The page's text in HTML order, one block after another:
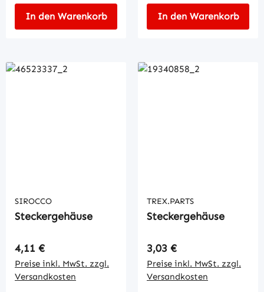
In den Warenkorb In den Warenkorb
SIROCCO
Steckergehäuse
Regulärer Preis:
4,11 €
Preise inkl. MwSt. zzgl.
Versandkosten
TREX.PARTS
Steckergehäuse
Regulärer Preis:
3,03 €
Preise inkl. MwSt. zzgl.
Versandkosten